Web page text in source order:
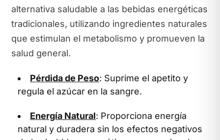
alternativa saludable a las bebidas energéticas
tradicionales, utilizando ingredientes naturales
que estimulan el metabolismo y promueven la
salud general.
Pérdida de Peso: Suprime el apetito y
regula el azúcar en la sangre.
Energía Natural: Proporciona energía
natural y duradera sin los efectos negativos